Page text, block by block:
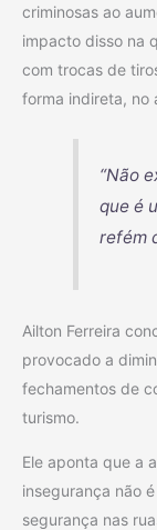
criminosas ao
impacto disso na
com trocas de
forma indireta, no
“Não
que é
refém
Ailton Ferreira
provocado a
fechamentos de
turismo.
Ele aponta que a
insegurança não
segurança nas